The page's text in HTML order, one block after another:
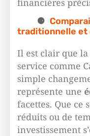
financières
traditionnelle et
Il est clair que
service comme
simple
représente une
facettes. Que ce
réduits ou de
investissement